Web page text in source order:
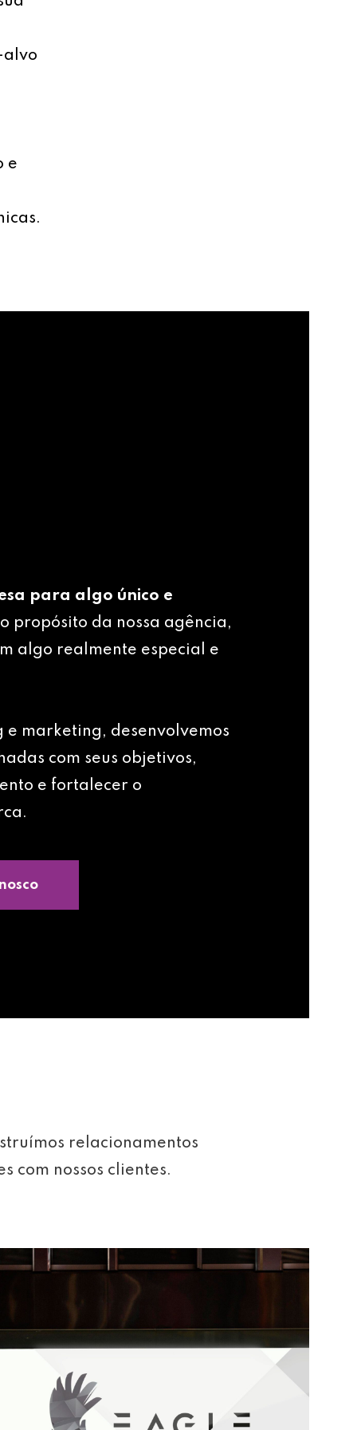
alvo
e
para algo único e
o propósito da nossa agência,
algo realmente especial e
marketing, desenvolvemos
com seus objetivos,
e fortalecer o
relacionamentos
com nossos clientes.